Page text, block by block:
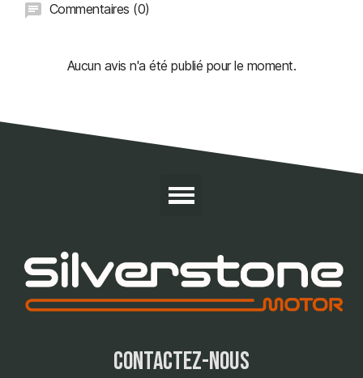
Commentaires (0)
Aucun avis n'a été publié pour le moment.
contactez-nous